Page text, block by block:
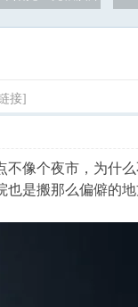
接]
像个夜市，为什
是搬那么偏僻的